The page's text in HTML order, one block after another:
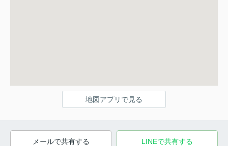
地図アプリで見る
メールで共有する LINEで共有する